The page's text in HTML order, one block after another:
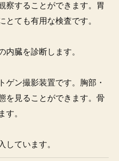
察することができます。胃
とても有用な検査です。
内臓を診断します。
ゲン撮影装置です。胸部・
を見ることができます。骨
す。
しています。